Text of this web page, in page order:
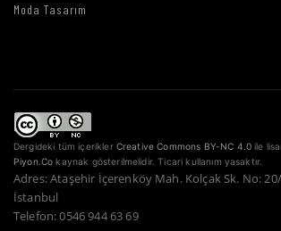
Moda Tasarım
Dergideki tüm içerikler Creative Commons BY-NC 4.0 ile
Piyon.Co kaynak gösterilmelidir. Ticari kullanım yasaktır.
Adres: Ataşehir İçerenköy Mah. Kolçak Sk. No:
İstanbul
Telefon: 0546 944 63 69